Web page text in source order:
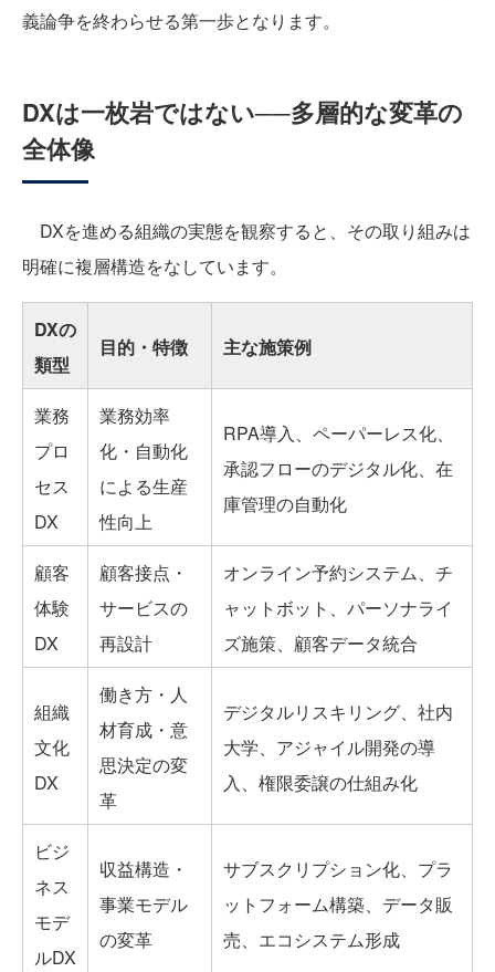
義論争を終わらせる第一歩となります。
DXは一枚岩ではない──多層的な変革の
全体像
DXを進める組織の実態を観察すると、その取り組みは
明確に複層構造をなしています。
DXの
類型
目的・特徴 主な施策例
業務
プロ
セス
DX
業務効率
化・自動化
による生産
性向上
RPA導入、ペーパーレス化、
承認フローのデジタル化、在
庫管理の自動化
顧客
体験
DX
顧客接点・
サービスの
再設計
オンライン予約システム、チ
ャットボット、パーソナライ
ズ施策、顧客データ統合
組織
文化
DX
働き方・人
材育成・意
思決定の変
革
デジタルリスキリング、社内
大学、アジャイル開発の導
入、権限委譲の仕組み化
ビジ
ネス
モデ
ルDX
収益構造・
事業モデル
の変革
サブスクリプション化、プラ
ットフォーム構築、データ販
売、エコシステム形成